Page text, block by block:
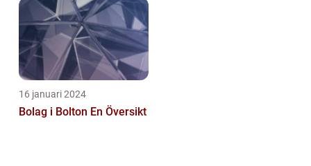
16 januari 2024
Bolag i Bolton En Översikt